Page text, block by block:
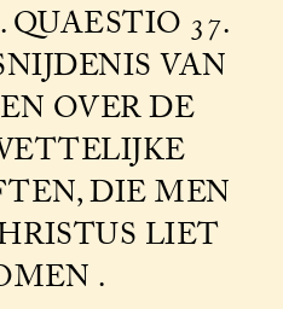
QUAESTIO 37.
VAN
OVER DE
DIE MEN
LIET
.